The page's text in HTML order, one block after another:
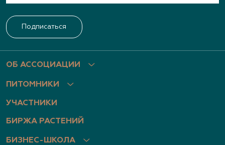
Нижегородская область, пр. Гагарина, д.101, оф.
2
https://www.youtube.com/channel/UChIXeIEY8vP
ОБ АССОЦИАЦИИ
ПИТОМНИКИ
УЧАСТНИКИ
БИРЖА РАСТЕНИЙ
БИЗНЕС-ШКОЛА
Подписаться